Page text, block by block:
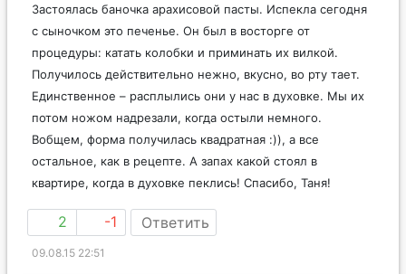
Застоялась баночка арахисовой пасты. Испекла сегодня
с сыночком это печенье. Он был в восторге от
процедуры: катать колобки и приминать их вилкой.
Получилось действительно нежно, вкусно, во рту тает.
Единственное – расплылись они у нас в духовке. Мы их
потом ножом надрезали, когда остыли немного.
Вобщем, форма получилась квадратная :)), а все
остальное, как в рецепте. А запах какой стоял в
квартире, когда в духовке пеклись! Спасибо, Таня!
2 -1 Ответить
09.08.15 22:51